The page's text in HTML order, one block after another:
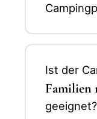
Ist der
geeignet?